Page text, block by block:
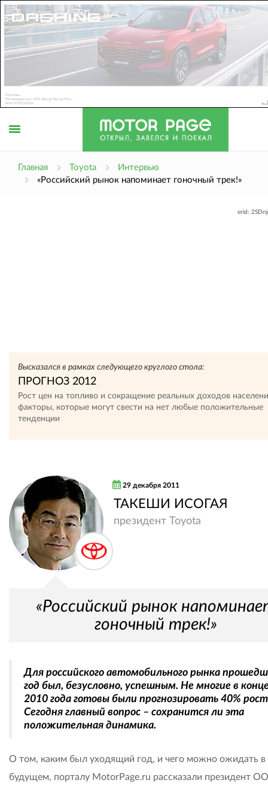
Главная Toyota
Интервью
«Российский рынок напоминает гоночный трек!»
erid:
Высказался в рамках следующего круглого стола:
ПРОГНОЗ 2012
Рост цен на топливо и сокращение реальных доходов
факторы, которые могут свести на нет любые положительные
тенденции
29 декабря 2011
ТАКЕШИ ИСОГАЯ
президент Toyota
«Российский рынок
гоночный трек!»
Для российского автомобильного рынка
год был, безусловно, успешным. Не многие в
2010 года готовы были прогнозировать 40%
Сегодня главный вопрос – сохранится ли эта
положительная динамика.
О том, каким был уходящий год, и чего можно ожидать в
будущем, порталу MotorPage.ru рассказали президент